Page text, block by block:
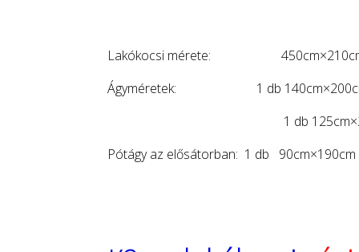
Lakókocsi mérete:
Ágyméretek: 1 db
1 db
Pótágy az elősátorban: 1 db 90cm×190cm